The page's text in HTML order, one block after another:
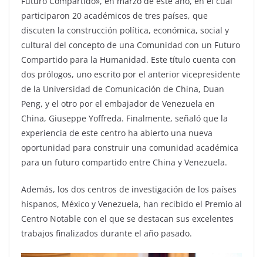
participaron 20 académicos de tres países, que
discuten la construcción política, económica, social y
cultural del concepto de una Comunidad con un Futuro
Compartido para la Humanidad. Este título cuenta con
dos prólogos, uno escrito por el anterior vicepresidente
de la Universidad de Comunicación de China, Duan
Peng, y el otro por el embajador de Venezuela en
China, Giuseppe Yoffreda. Finalmente, señaló que la
experiencia de este centro ha abierto una nueva
oportunidad para construir una comunidad académica
para un futuro compartido entre China y Venezuela.
Además, los dos centros de investigación de los países
hispanos, México y Venezuela, han recibido el Premio al
Centro Notable con el que se destacan sus excelentes
trabajos finalizados durante el año pasado.